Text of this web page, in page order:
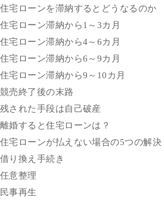
住宅ローンを滞納するとどうなるのか
住宅ローン滞納から1～3カ月
住宅ローン滞納から4～6カ月
住宅ローン滞納から6～9カ月
住宅ローン滞納から9～10カ月
競売終了後の末路
残された手段は自己破産
離婚すると住宅ローンは？
住宅ローンが払えない場合の5つの解決
借り換え手続き
任意整理
民事再生